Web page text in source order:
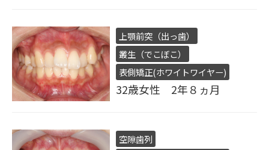
上顎前突（出っ歯）
叢生（でこぼこ）
表側矯正(ホワイトワイヤー)
32歳女性 2年８ヵ月
空隙歯列